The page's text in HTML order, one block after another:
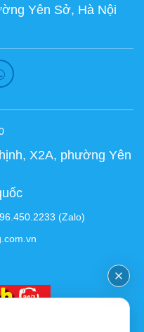
Yên Sở, Hà Nội
X2A, phường Yên
(Zalo)